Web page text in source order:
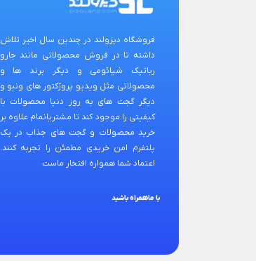
فروشگاه دیزولند در چندین سال اخیر تلاش
داشته تا در فروش محصولاتی مانند جارو
رباتیک شیائومی و دیگر برند ها و
محصولاتی مثل ویدیو پروژکتور های ونبو و
دیگر گجت های به روز دنیا محصولات با
کیفیتی را موجود کند تا مشتریانمام علاوه بر
خرید محصولات و گجت های جذاب در یک
پلتفرم امن خریدی مطمئن را تجربه کنند.
اعتماد شما همواره افتخار ماست
با ماهمراه باشید